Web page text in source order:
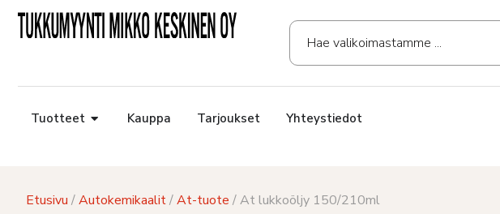
Tuotteet Kauppa Tarjoukset Yhteystiedot
Etusivu /Autokemikaalit/At-tuote / At lukkoöljy 150/210ml